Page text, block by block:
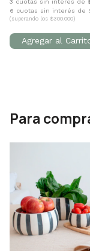
3 cuotas sin interés de
6 cuotas sin interés de
(superando los $300.000)
Para